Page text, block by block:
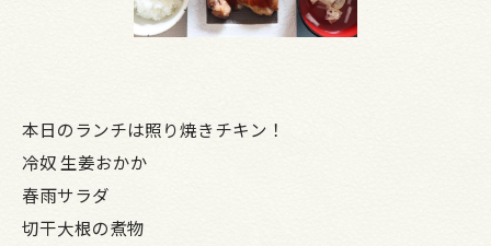
本日のランチは照り焼きチキン！
冷奴 生姜おかか
春雨サラダ
切干大根の煮物